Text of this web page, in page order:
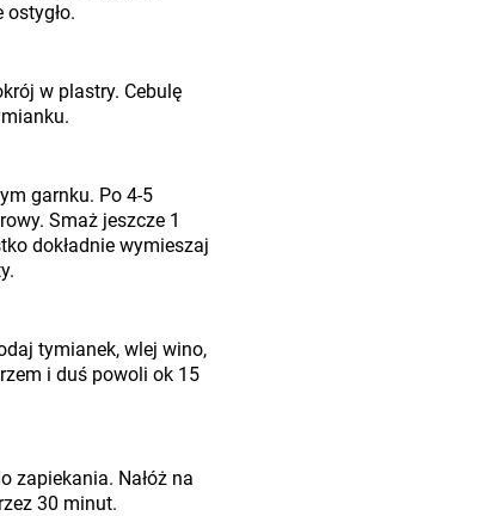
w plastry. Cebulę
garnku. Po 4-5
Smaż jeszcze 1
dokładnie wymieszaj
tymianek, wlej wino,
i duś powoli ok 15
zapiekania. Nałóż na
30 minut.